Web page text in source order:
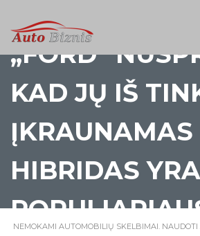
„FORD“
KAD JŲ IŠ
ĮKRAUNAMAS
HIBRIDAS YRA
NEMOKAMI AUTOMOBILIŲ SKELBIMAI.